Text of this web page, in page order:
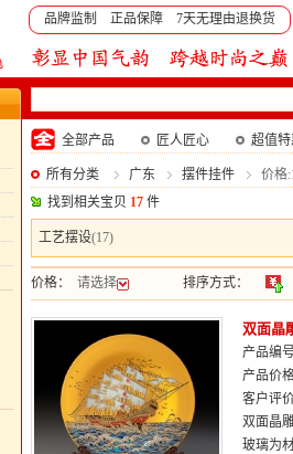
品牌监制 正品保障 7天无理由退换货
全部产品 匠人匠心 超值
所有分类 广东 摆件挂件
价格
找到相关宝贝 17 件
工艺摆设(17)
价格： 请选择 排序方式：
双面晶
产品编
产品价
客户评
双面晶
玻璃为